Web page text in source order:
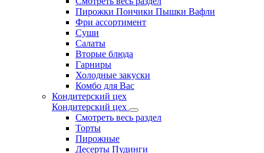
Пирожки Пончики Пышки Вафли
Фри ассортимент
Суши
Салаты
Вторые блюда
Гарниры
Холодные закуски
Комбо для Вас
Кондитерский цех
Кондитерский цех
Смотреть весь раздел
Торты
Пирожные
Десерты Пудинги